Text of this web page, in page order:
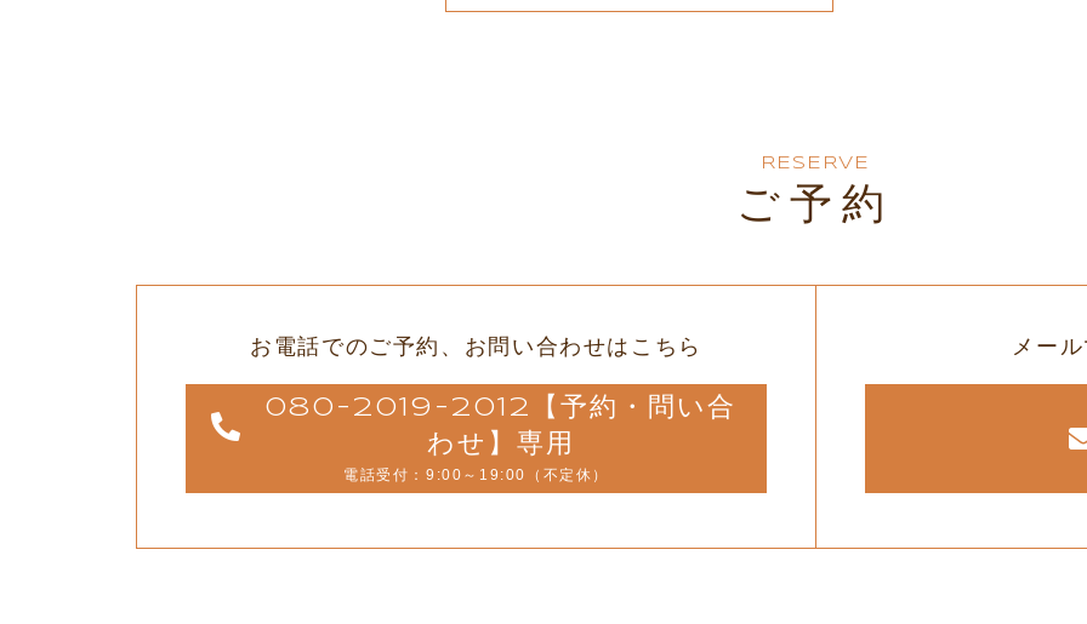
RESERVE
ご予約
お電話でのご予約、 お問い合わせはこちら
080-2019-2012【予約・問い合
わせ】専用
電話受付：9:00～19:00（不定休）
メー